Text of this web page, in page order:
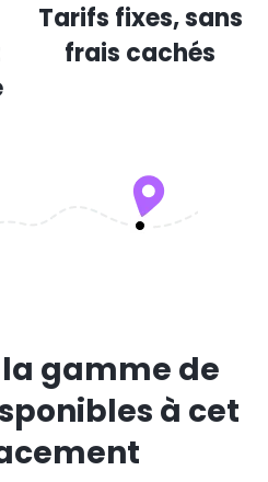
Tarifs fixes, sans
frais cachés
gamme de
à cet